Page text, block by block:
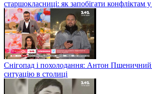
старшокласниці: як запобігати конфліктам
Снігопад і похолодання: Антон
ситуацію в столиці